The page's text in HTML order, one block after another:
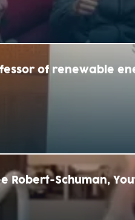
of renewable
Robert-Schuman,